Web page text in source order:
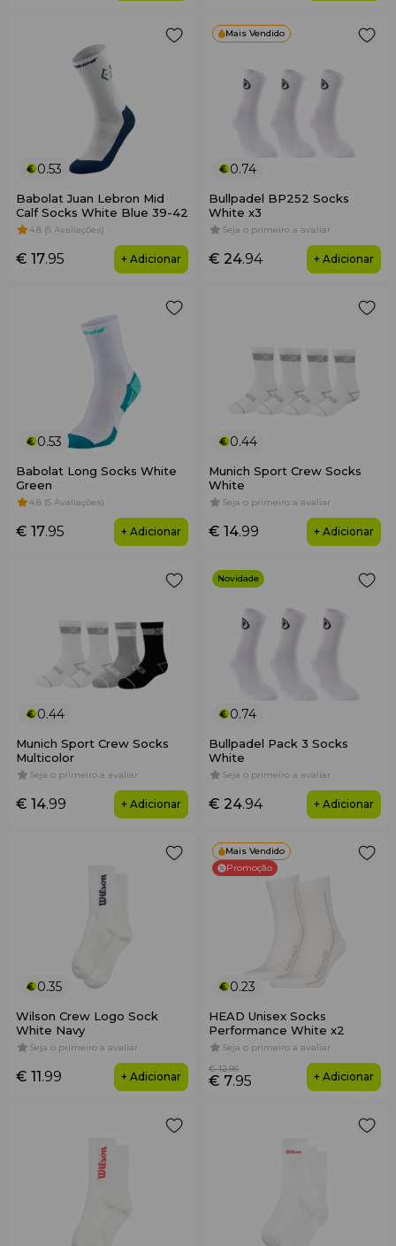
0.53
Babolat Juan Lebron Mid
Calf Socks White Blue 39-42
4.8 (5 Avaliações)
€ 17.95 + Adicionar
Mais Vendido
0.74
Bullpadel BP252 Socks
White x3
Seja o primeiro a avaliar
€ 24.94 + Adicionar
0.53
Babolat Long Socks White
Green
4.8 (5 Avaliações)
€ 17.95 + Adicionar
0.44
Munich Sport Crew Socks
White
Seja o primeiro a avaliar
€ 14.99 + Adicionar
0.44
Munich Sport Crew Socks
Multicolor
Seja o primeiro a avaliar
€ 14.99 + Adicionar
Novidade
0.74
Bullpadel Pack 3 Socks
White
Seja o primeiro a avaliar
€ 24.94 + Adicionar
0.35
Wilson Crew Logo Sock
White Navy
Seja o primeiro a avaliar
€ 11.99 + Adicionar
Mais Vendido
Promoção
0.23
HEAD Unisex Socks
Performance White x2
Seja o primeiro a avaliar
€ 7.95
€ 12.95
+ Adicionar